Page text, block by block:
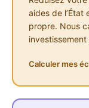
aides de
propre. Nous
Calculer mes